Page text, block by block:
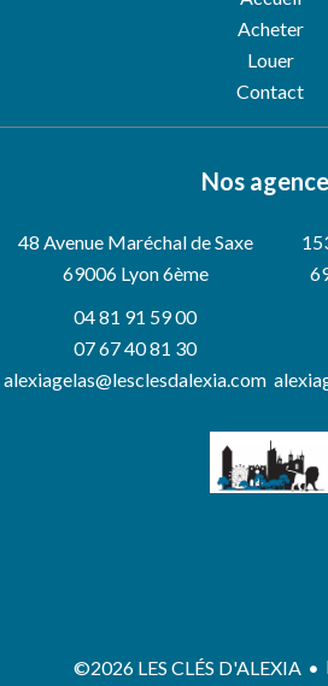
Acheter
Louer
Contact
Nos
48 Avenue Maréchal de Saxe
69006Lyon 6ème
04 81 91 59 00
07 67 40 81 30
alexiagelas@lesclesdalexia.com
©2026 LES CLÉS D'ALEXIA